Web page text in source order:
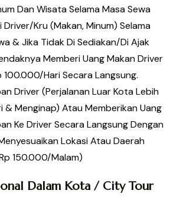
Dan Wisata Selama Masa Sewa
Driver/kru (Makan, Minum) Selama
& Jika Tidak Di Sediakan/di Ajak
Memberi Uang Makan Driver
100.000/hari Secara Langsung.
Driver (perjalanan Luar Kota Lebih
& Menginap) Atau Memberikan Uang
Ke Driver Secara Langsung Dengan
Lokasi Atau Daerah
150.000/Malam)
Dalam Kota / City Tour